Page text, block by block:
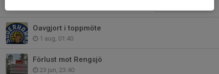
Oavgjort i toppmöte
1 aug, 01:40
Förlust mot Rengsjö
23 jun, 23:40